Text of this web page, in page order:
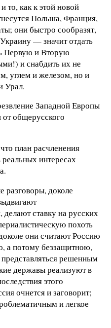
то, как к этой новой
Польша, Франция,
они быстро сообразят,
— значит отдать
Первую и Вторую
и снабдить их не
углем и железом, но и
Урал.
Западной Европы
от общерусского
план расчленения
интересах
разговоры, доколе
делают ставку на русских
похоть
они считают Россию
а потому беззащитною,
решенным
державы реализуют в
этого
очнется и заговорит;
и легкое